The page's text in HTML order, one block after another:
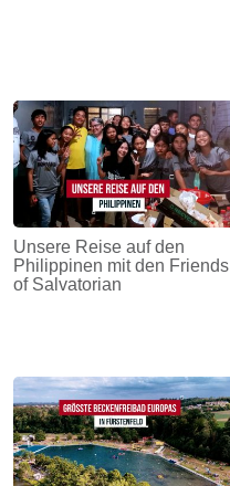
Unsere Reise auf den
Philippinen mit den Friends
of Salvatorian